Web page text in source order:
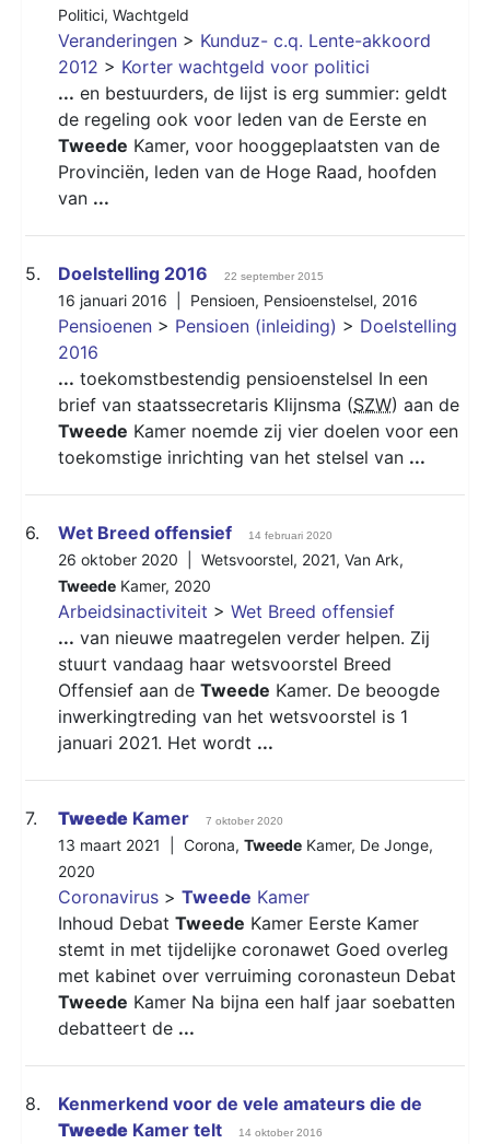
Politici, Wachtgeld
Veranderingen > Kunduz- c.q. Lente-akkoord
2012 > Korter wachtgeld voor politici
... en bestuurders, de lijst is erg summier: geldt
de regeling ook voor leden van de Eerste en
Tweede Kamer, voor hooggeplaatsten van de
Provinciën, leden van de Hoge Raad, hoofden
van ...
5. Doelstelling 2016 22 september 2015
16 januari 2016 | Pensioen, Pensioenstelsel, 2016
Pensioenen > Pensioen (inleiding) > Doelstelling
2016
... toekomstbestendig pensioenstelsel In een
brief van staatssecretaris Klijnsma (SZW) aan de
Tweede Kamer noemde zij vier doelen voor een
toekomstige inrichting van het stelsel van ...
6. Wet Breed offensief 14 februari 2020
26 oktober 2020 | Wetsvoorstel, 2021, Van Ark,
Tweede Kamer, 2020
Arbeidsinactiviteit > Wet Breed offensief
... van nieuwe maatregelen verder helpen. Zij
stuurt vandaag haar wetsvoorstel Breed
Offensief aan de Tweede Kamer. De beoogde
inwerkingtreding van het wetsvoorstel is 1
januari 2021. Het wordt ...
7. Tweede Kamer 7 oktober 2020
13 maart 2021 | Corona, Tweede Kamer, De Jonge,
2020
Coronavirus > Tweede Kamer
Inhoud Debat Tweede Kamer Eerste Kamer
stemt in met tijdelijke coronawet Goed overleg
met kabinet over verruiming coronasteun Debat
Tweede Kamer Na bijna een half jaar soebatten
debatteert de ...
8.
Kenmerkend voor de vele amateurs die de
Tweede Kamer telt 14 oktober 2016